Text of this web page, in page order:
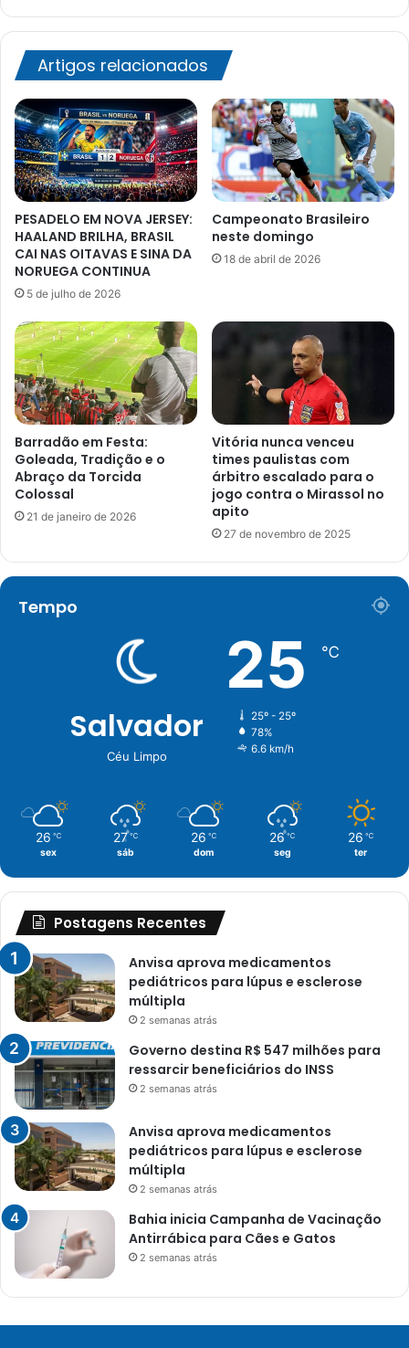
municípios
visitados
Artigos relacionados
PESADELO EM NOVA JERSEY:
HAALAND BRILHA, BRASIL
CAI NAS OITAVAS E SINA DA
NORUEGA CONTINUA
5 de julho de 2026
Campeonato Brasileiro
neste domingo
18 de abril de 2026
Barradão em Festa:
Goleada, Tradição e o
Abraço da Torcida
Colossal
21 de janeiro de 2026
Vitória nunca venceu
times paulistas com
árbitro escalado para o
jogo contra o Mirassol no
apito
27 de novembro de 2025
Tempo
Salvador
Céu Limpo
25 ℃
25º - 25º
78%
6.6 km/h
26 ℃
sex
27 ℃
sáb
26 ℃
dom
26 ℃
seg
26 ℃
ter
Postagens Recentes
Anvisa aprova medicamentos
pediátricos para lúpus e esclerose
múltipla
2 semanas atrás
Governo destina R$ 547 milhões para
ressarcir beneficiários do INSS
2 semanas atrás
Anvisa aprova medicamentos
pediátricos para lúpus e esclerose
múltipla
2 semanas atrás
Bahia inicia Campanha de Vacinação
Antirrábica para Cães e Gatos
2 semanas atrás